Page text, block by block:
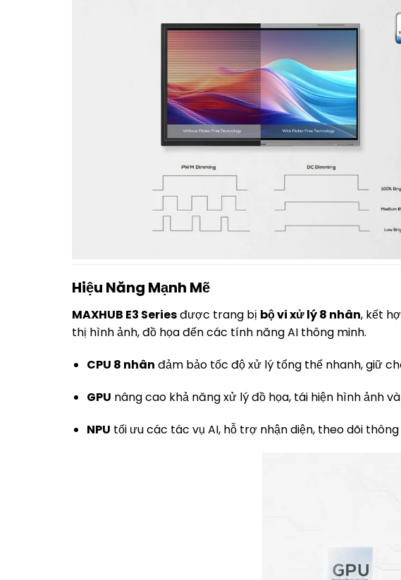
Hiệu Năng Mạnh Mẽ
MAXHUB E3 Seriesđược trang bị bộ vi xử lý 8 nhân, kết
thị hình ảnh, đồ họa đến các tính năng AI thông minh.
CPU 8 nhân đảm bảo tốc độ xử lý tổng thể nhanh, giữ
GPU nâng cao khả năng xử lý đồ họa, tái hiện hình ảnh
NPU tối ưu các tác vụ AI, hỗ trợ nhận diện, theo dõi